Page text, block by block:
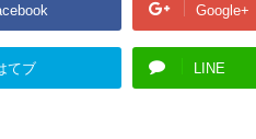
Google+
てブ LINE